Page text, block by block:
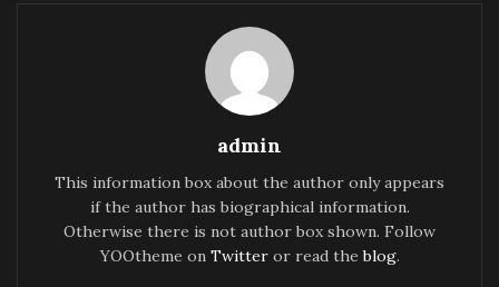
admin
This information box about the author only appears
if the author has biographical information.
Otherwise there is not author box shown. Follow
YOOtheme on Twitteror read theblog.